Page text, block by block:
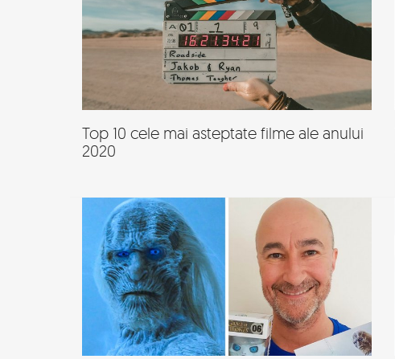
Top 10 cele mai asteptate filme ale anului
2020